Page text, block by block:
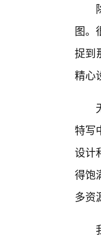
图。
捉到
精心
特写
设计
得饱
多资